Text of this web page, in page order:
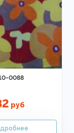
0088
руб